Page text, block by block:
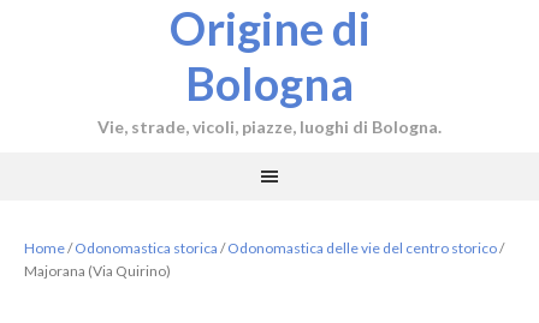
Origine di
Bologna
Vie, strade, vicoli, piazze, luoghi di Bologna.
Home/ Odonomastica storica / Odonomastica delle vie del centro storico/
Majorana (Via Quirino)